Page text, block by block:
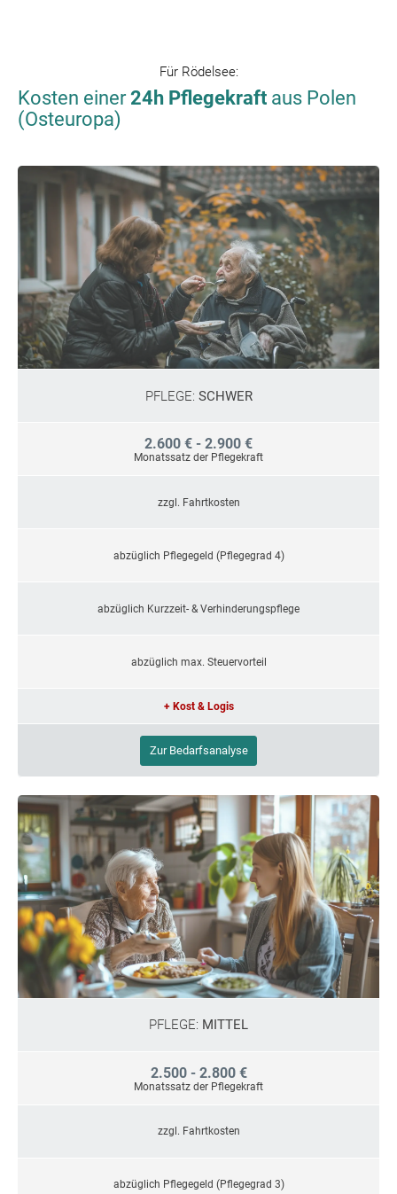
Für Rödelsee:
Kosten einer24h Pflegekraft aus Polen
(Osteuropa)
PFLEGE: SCHWER
2.600 € - 2.900 €
Monatssatz der Pflegekraft
zzgl. Fahrtkosten
abzüglich Pflegegeld (Pflegegrad 4)
abzüglich Kurzzeit- & Verhinderungspflege
abzüglich max. Steuervorteil
+ Kost & Logis
Zur Bedarfsanalyse
PFLEGE: MITTEL
2.500 - 2.800 €
Monatssatz der Pflegekraft
zzgl. Fahrtkosten
abzüglich Pflegegeld (Pflegegrad 3)